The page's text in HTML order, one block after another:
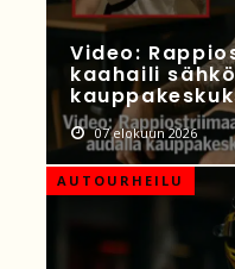
Video:
kaahaili
07 elokuun 2026
AUTOURHEILU